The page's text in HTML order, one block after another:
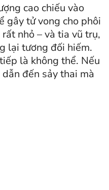
cao chiếu vào
gây tử vong cho phôi
nhỏ – và tia vũ trụ,
lại tương đối hiếm.
là không thể. Nếu
đến sảy thai mà